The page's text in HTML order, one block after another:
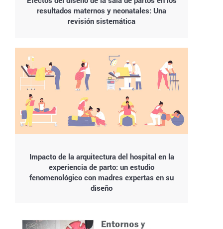
resultados maternos y neonatales: Una
revisión sistemática
Impacto de la arquitectura del hospital en la
experiencia de parto: un estudio
fenomenológico con madres expertas en su
diseño